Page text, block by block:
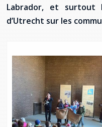
Labrador, et
d’Utrecht sur les